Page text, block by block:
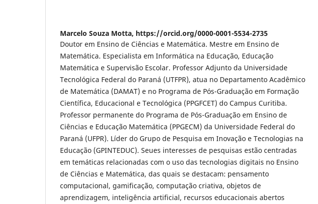
Marcelo Souza Motta, https://orcid.org/0000-0001-5534-2735
Doutor em Ensino de Ciências e Matemática. Mestre em Ensino de
Matemática. Especialista em Informática na Educação, Educação
Matemática e Supervisão Escolar. Professor Adjunto da Universidade
Tecnológica Federal do Paraná (UTFPR), atua no Departamento Acadêmico
de Matemática (DAMAT) e no Programa de Pós-Graduação em Formação
Científica, Educacional e Tecnológica (PPGFCET) do Campus Curitiba.
Professor permanente do Programa de Pós-Graduação em Ensino de
Ciências e Educação Matemática (PPGECM) da Universidade Federal do
Paraná (UFPR). Líder do Grupo de Pesquisa em Inovação e Tecnologias na
Educação (GPINTEDUC). Seues interesses de pesquisas estão centradas
em temáticas relacionadas com o uso das tecnologias digitais no Ensino
de Ciências e Matemática, das quais se destacam: pensamento
computacional, gamificação, computação criativa, objetos de
aprendizagem, inteligência artificial, recursos educacionais abertos